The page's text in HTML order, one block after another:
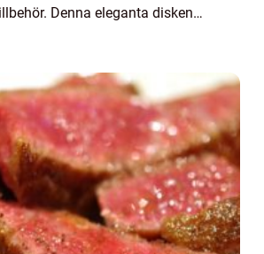
Denna eleganta disken